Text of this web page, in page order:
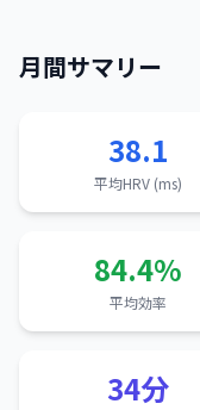
月間サマリー
38.1
平均HRV (ms)
84.4%
平均効率
34分